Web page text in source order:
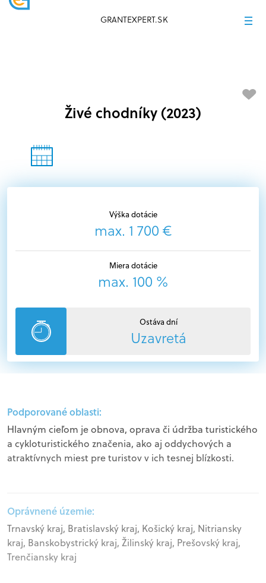
GRANTEXPERT.SK
Výška dotácie
max. 1 700 €
Miera dotácie
max. 100 %
Ostáva dní
Uzavretá
Živé chodníky (2023)
Podporované oblasti:
Hlavným cieľom je obnova, oprava či údržba turistického
a cykloturistického značenia, ako aj oddychových a
atraktívnych miest pre turistov v ich tesnej blízkosti.
Oprávnené územie:
Trnavský kraj, Bratislavský kraj, Košický kraj, Nitriansky
kraj, Banskobystrický kraj, Žilinský kraj, Prešovský kraj,
Trenčiansky kraj